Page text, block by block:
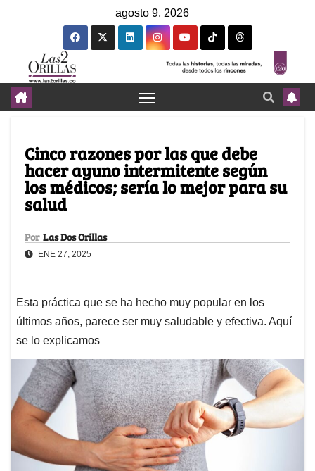
agosto 9, 2026
Cinco razones por las que debe
hacer ayuno intermitente según
los médicos; sería lo mejor para su
salud
Por Las Dos Orillas
ENE 27, 2025
Esta práctica que se ha hecho muy popular en los
últimos años, parece ser muy saludable y efectiva. Aquí
se lo explicamos